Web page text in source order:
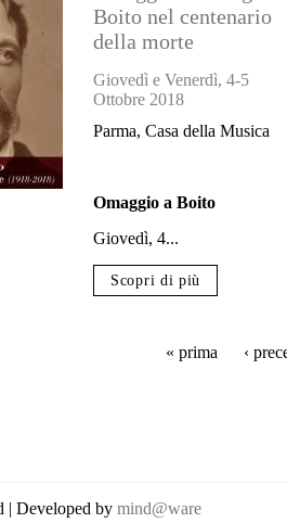
Boito nel centenario
della morte
Giovedì e Venerdì, 4-5
Ottobre 2018
Parma, Casa della Musica
Omaggio a Boito
Giovedì, 4...
Scopri di più
« prima ‹
| Developed by mind@ware